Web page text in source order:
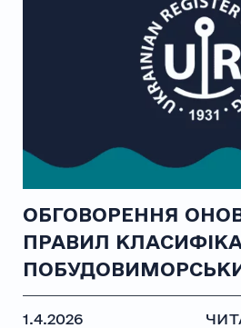
ОБГОВОРЕННЯ
ПРАВИЛ
1.4.2026